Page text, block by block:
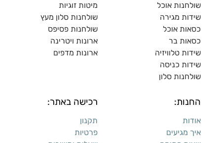
שולחנות אוכל
שידות מגירה
כסאות אוכל
כסאות בר
שידות טלוויזיה
שידות כניסה
שולחנות סלון
מיטות זוגיות
שולחנות סלון מעץ
שולחנות פסיפס
ארונות ויטרינה
ארונות מדפים
החנות:
אודות
איך מגיעים
רכישה באתר:
תקנון
פרטיות